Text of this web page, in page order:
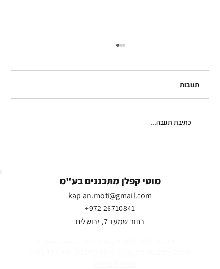
תגובות
כתיבת תגובה...
מוטי קפלן מתכננים בע"מ
kaplan.moti@gmail.com
+972 26710841
רחוב שמעון 7, ירושלים